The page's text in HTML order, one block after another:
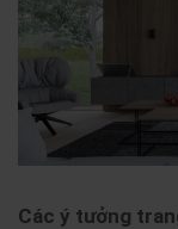
Các ý tưởng